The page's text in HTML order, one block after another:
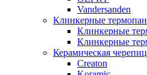
Vandersanden
Клинкерные
Клинкерные
Клинкерные
Керамическая
Creaton